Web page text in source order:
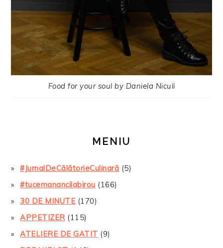
Food for your soul by Daniela Niculi
MENIU
#JurnalDeCălătorieCulinară (5)
#tucemanancilabirou (166)
30 DE MINUTE(170)
APPETIZER(115)
ATELIERE DE GATIT (9)